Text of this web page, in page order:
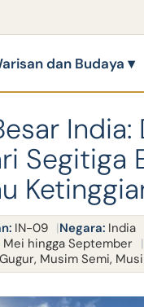
dan Budaya
India:
Segitiga
IN-09 Negara: India
Mei hingga September
Musim Semi,